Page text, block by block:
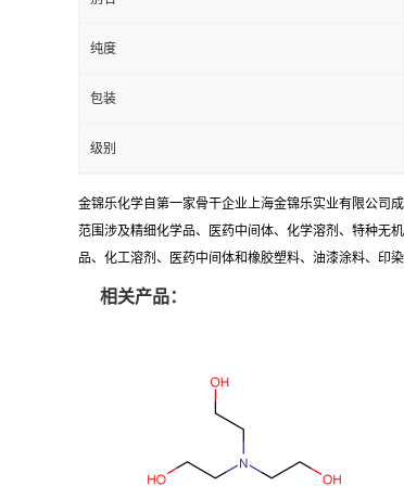
纯度
包装
级别
金锦乐化学自第一家骨干企业上海金锦乐实业有限公司
范围涉及精细化学品、医药中间体、化学溶剂、特种无
品、化工溶剂、医药中间体和橡胶塑料、油漆涂料、印
相关产品：